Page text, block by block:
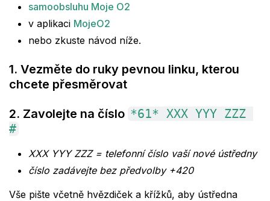
samoobsluhu Moje O2
v aplikaci MojeO2
nebo zkuste návod níže.
1. Vezměte do ruky pevnou linku, kterou
chcete přesměrovat
2. Zavolejte na číslo *61* XXX YYY ZZZ
#
XXX YYY ZZZ = telefonní číslo vaší nové ústředny
číslo zadávejte bez předvolby +420
Vše pište včetně hvězdiček a křížků, aby ústředna